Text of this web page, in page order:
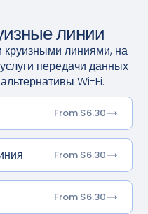
линии
круизными линиями, на
передачи данных
Wi-Fi.
From $6.30
From $6.30
From $6.30